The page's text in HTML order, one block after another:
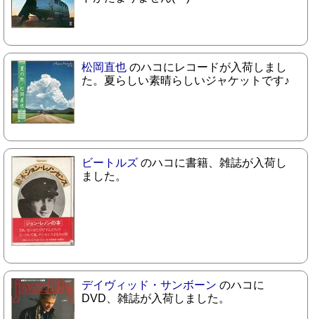
松岡直也 のハコにレコードが入荷しまし
た。夏らしい素晴らしいジャケットです♪
ビートルズ のハコに書籍、雑誌が入荷し
ました。
デイヴィッド・サンボーン のハコに
DVD、雑誌が入荷しました。